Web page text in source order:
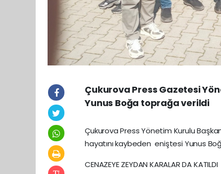
Çukurova Press Gazetesi
Yunus Boğa toprağa verildi
Çukurova Press Yönetim Kurulu
hayatını kaybeden eniştesi Yunus
CENAZEYE ZEYDAN KARALAR DA KATILDI